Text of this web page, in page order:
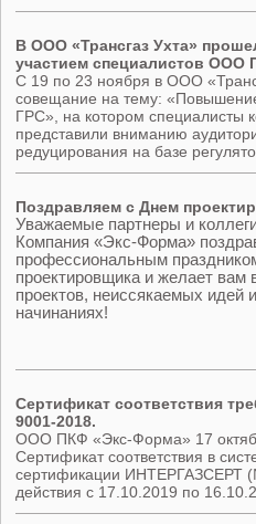
В ООО «Трансгаз Ухта»
участием специалистов ООО
С 19 по 23 ноября в ООО
совещание на тему:
ГРС», на котором специалисты
представили вниманию
редуцирования на базе
Поздравляем с Днем
Уважаемые партнеры и
Компания «Экс-Форма»
профессиональным
проектировщика и желает вам
проектов, неиссякаемых идей
начинаниях!
Сертификат соответствия
9001-2018.
ООО ПКФ «Экс-Форма» 17
Сертификат соответствия в
сертификации ИНТЕРГАЗСЕРТ
действия с 17.10.2019 по